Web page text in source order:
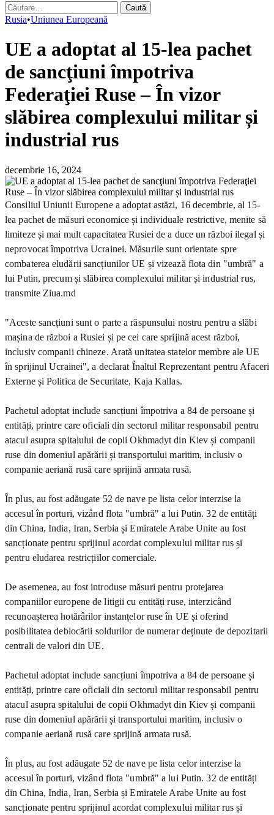
Caută
după:
Rusia•Uniunea Europeană
UE a adoptat al 15-lea pachet
de sancţiuni împotriva
Federaţiei Ruse – În vizor
slăbirea complexului militar și
industrial rus
decembrie 16, 2024
Consiliul Uniunii Europene a adoptat astăzi, 16 decembrie, al 15-
lea pachet de măsuri economice și individuale restrictive, menite să
limiteze și mai mult capacitatea Rusiei de a duce un război ilegal și
neprovocat împotriva Ucrainei. Măsurile sunt orientate spre
combaterea eludării sancțiunilor UE și vizează flota din "umbră" a
lui Putin, precum și slăbirea complexului militar și industrial rus,
transmite Ziua.md
"Aceste sancțiuni sunt o parte a răspunsului nostru pentru a slăbi
mașina de război a Rusiei și pe cei care sprijină acest război,
inclusiv companii chineze. Arată unitatea statelor membre ale UE
în sprijinul Ucrainei", a declarat Înaltul Reprezentant pentru Afaceri
Externe și Politica de Securitate, Kaja Kallas.
Pachetul adoptat include sancțiuni împotriva a 84 de persoane și
entități, printre care oficiali din sectorul militar responsabil pentru
atacul asupra spitalului de copii Okhmadyt din Kiev și companii
ruse din domeniul apărării și transportului maritim, inclusiv o
companie aeriană rusă care sprijină armata rusă.
În plus, au fost adăugate 52 de nave pe lista celor interzise la
accesul în porturi, vizând flota "umbră" a lui Putin. 32 de entități
din China, India, Iran, Serbia și Emiratele Arabe Unite au fost
sancționate pentru sprijinul acordat complexului militar rus și
pentru eludarea restricțiilor comerciale.
De asemenea, au fost introduse măsuri pentru protejarea
companiilor europene de litigii cu entități ruse, interzicând
recunoașterea hotărârilor instanțelor ruse în UE și oferind
posibilitatea deblocării soldurilor de numerar deținute de depozitarii
centrali de valori din UE.
Pachetul adoptat include sancțiuni împotriva a 84 de persoane și
entități, printre care oficiali din sectorul militar responsabil pentru
atacul asupra spitalului de copii Okhmadyt din Kiev și companii
ruse din domeniul apărării și transportului maritim, inclusiv o
companie aeriană rusă care sprijină armata rusă.
În plus, au fost adăugate 52 de nave pe lista celor interzise la
accesul în porturi, vizând flota "umbră" a lui Putin. 32 de entități
din China, India, Iran, Serbia și Emiratele Arabe Unite au fost
sancționate pentru sprijinul acordat complexului militar rus și